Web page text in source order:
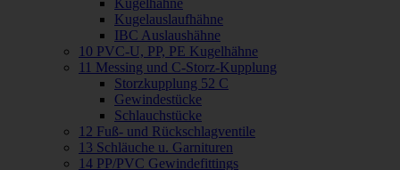
Kugelauslaufhähne
IBC Auslaushähne
10 PVC-U, PP, PE Kugelhähne
11 Messing und C-Storz-Kupplung
Storzkupplung 52 C
Gewindestücke
Schlauchstücke
12 Fuß- und Rückschlagventile
13 Schläuche u. Garnituren
14 PP/PVC Gewindefittings